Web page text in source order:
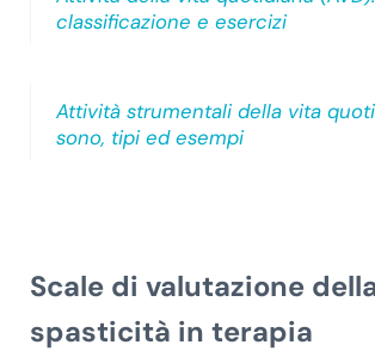
classificazione e esercizi
Attività strumentali della vita
sono, tipi ed esempi
Scale di valutazione
spasticità in terapia